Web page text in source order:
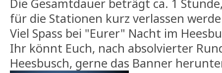
Die Gesamtdauer beträgt ca. 1
für die Stationen kurz verlassen
Viel Spass bei "Eurer" Nacht im
Ihr könnt Euch, nach absolvierter
Heesbusch, gerne das Banner